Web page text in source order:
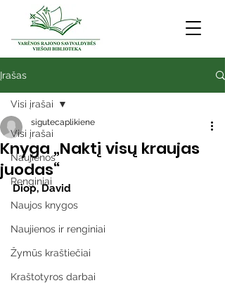
Įrašas
Visi įrašai
Naujienos
Renginiai
Naujos knygos
Naujienos ir renginiai
Žymūs kraštiečiai
Kraštotyros darbai
Visi įrašai
Knyga „Naktį visų kraujas
juodas“
sigutecaplikiene
Diop, David